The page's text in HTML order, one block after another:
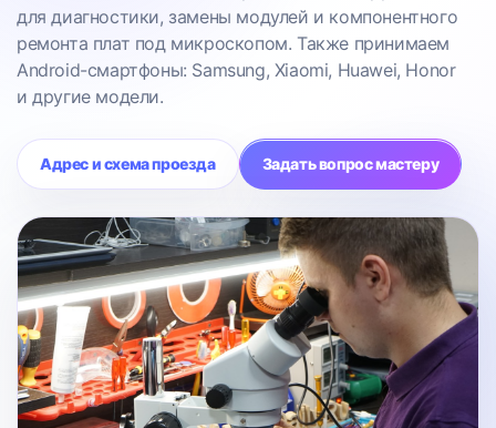
для диагностики, замены модулей и компонентного
ремонта плат под микроскопом. Также принимаем
Android-смартфоны: Samsung, Xiaomi, Huawei, Honor
и другие модели.
Адрес и схема проезда Задать вопрос мастеру